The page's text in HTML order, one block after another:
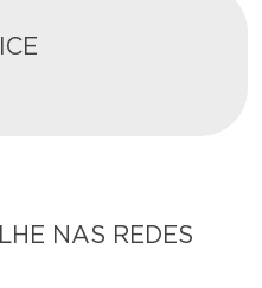
NAS REDES